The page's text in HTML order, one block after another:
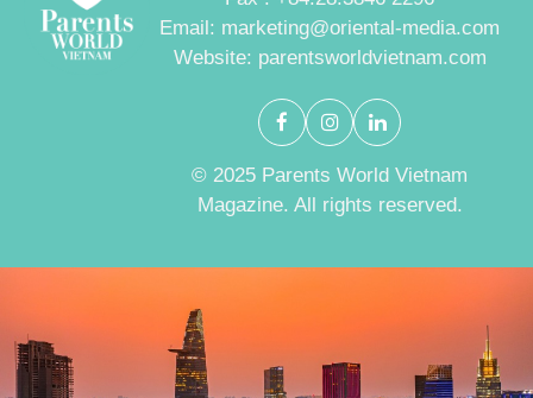
Email: marketing@oriental-media.com
Website: parentsworldvietnam.com
© 2025 Parents World Vietnam
Magazine. All rights reserved.